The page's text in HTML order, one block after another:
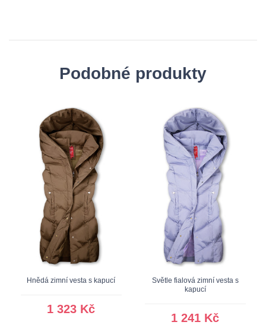
Podobné produkty
Hnědá zimní vesta s kapucí
1 323 Kč
Světle fialová zimní vesta s
kapucí
1 241 Kč